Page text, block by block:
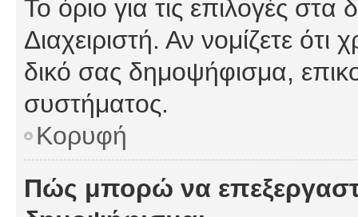
Το όριο για τις επιλογές
Διαχειριστή. Αν νομίζετε ότι
δικό σας δημοψήφισμα,
συστήματος.
Κορυφή
Πώς μπορώ να